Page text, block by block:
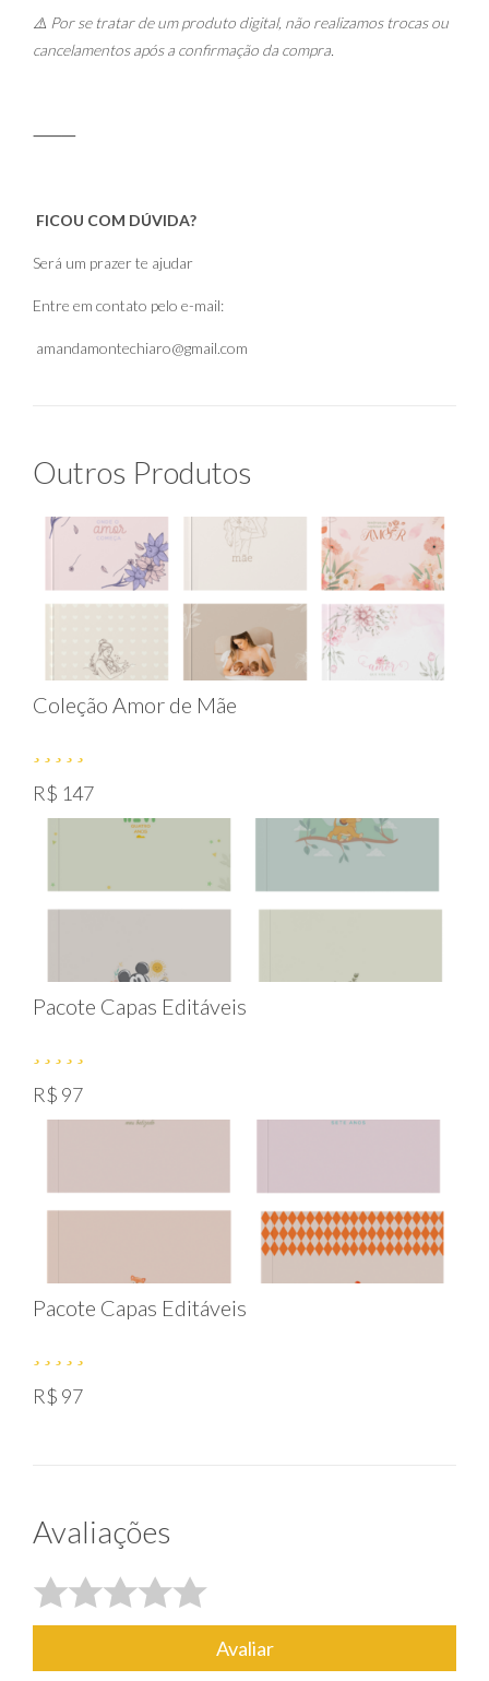
⚠️ Por se tratar de um produto digital, não realizamos trocas ou
cancelamentos após a confirmação da compra.
⸻
FICOU COM DÚVIDA?
Será um prazer te ajudar
Entre em contato pelo e-mail:
amandamontechiaro@gmail.com
Outros Produtos
Coleção Amor de Mãe
R$ 147
Pacote Capas Editáveis
R$ 97
Pacote Capas Editáveis
R$ 97
Avaliações
Avaliar